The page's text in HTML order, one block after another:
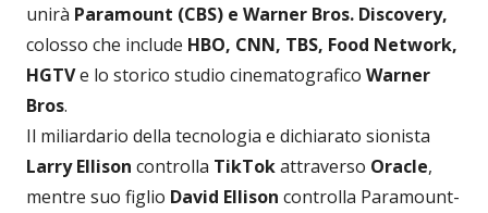
unirà Paramount (CBS) e Warner Bros. Discovery,
colosso che include HBO, CNN, TBS, Food Network,
HGTVe lo storico studio cinematografico Warner
Bros.
Il miliardario della tecnologia e dichiarato sionista
Larry Ellison controlla TikTokattraverso Oracle,
mentre suo figlio David Ellison controlla Paramount-